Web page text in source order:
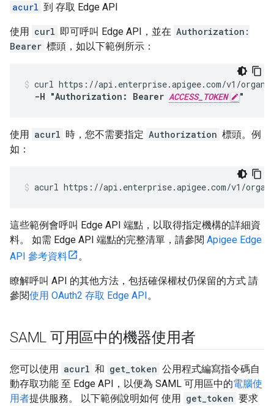
acurl 到 存取 Edge API
使用 curl 即可呼叫 Edge API，並在 Authorization:
Bearer 標頭，如以下範例所示：
curl https://api.enterprise.apigee.com/v1/
-H "Authorization: Bearer ACCESS_TOKEN "
使用 acurl 時，您不需要指定 Authorization 標頭。例
如：
acurl https://api.enterprise.apigee.com/v1/
這些範例會呼叫 Edge API 端點，以取得指定機構的詳細資
料。 如需 Edge API 端點的完整清單，請參閱 Apigee Edge
API 參考資料
。
瞭解呼叫 API 的其他方法，包括確保權杖仍保留的方式 請
參閱使用 OAuth2 存取 Edge API。
SAML 可用區中的機器使用者
您可以使用 acurl 和 get_token 公用程式編寫指令碼自
動存取功能 至 Edge API，以便為 SAML 可用區中的電腦使
用者提供服務。 以下範例說明如何 使用 get_token 要求